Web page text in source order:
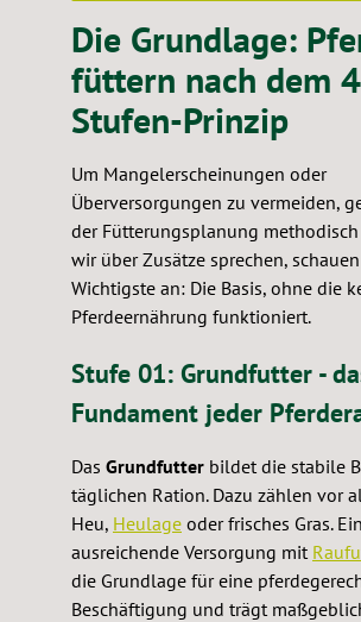
Die Grundlage:
füttern nach dem
Stufen-Prinzip
Um Mangelerscheinungen oder
Überversorgungen zu vermeiden,
der Fütterungsplanung methodisch
wir über Zusätze sprechen,
Wichtigste an: Die Basis, ohne die
Pferdeernährung funktioniert.
Stufe 01: Grundfutter -
Fundament jeder
Das Grundfutter bildet die stabile
täglichen Ration. Dazu zählen vor
Heu, Heulage oder frisches Gras.
ausreichende Versorgung mit
die Grundlage für eine
Beschäftigung und trägt